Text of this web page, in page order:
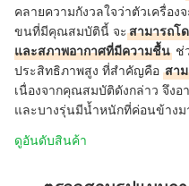
คลายความกังวลใจว่าตัวเครื่อง
ขนที่มีคุณสมบัตินี้ จะสามารถโ
และสภาพอากาศที่มีความชื้น ช่
ประสิทธิภาพสูง ที่สำคัญคือ สา
เนื่องจากคุณสมบัติดังกล่าว จึงอ
และบางรุ่นมีน้ำหนักที่ค่อนข้างม
ดูอันดับสินค้า